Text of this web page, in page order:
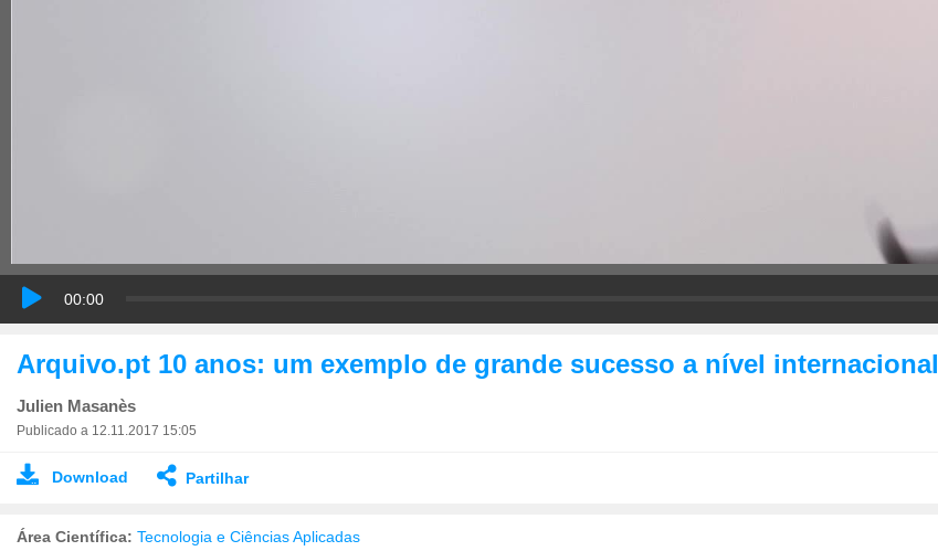
00:00
Arquivo.pt 10 anos: um exemplo de grande sucesso a nível internacional
Julien Masanès
Publicado a 12.11.2017 15:05
Download Partilhar
Área Científica: Tecnologia e Ciências Aplicadas